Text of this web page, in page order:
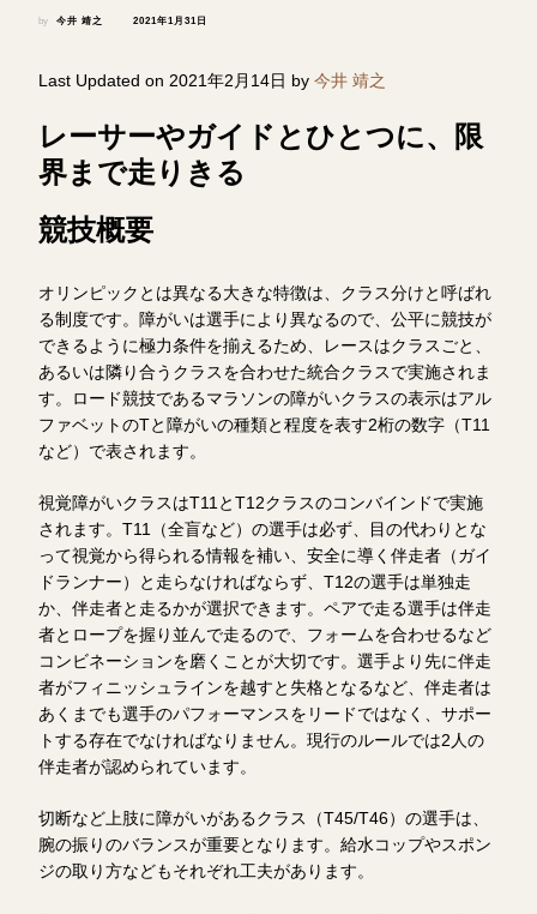
by 今井 靖之 2021年1月31日
Last Updated on 2021年2月14日 by 今井 靖之
レーサーやガイドとひとつに、 限
界まで走りきる
競技概要
オリンピックとは異なる大きな特徴は、クラス分けと呼ばれ
る制度です。障がいは選手により異なるので、公平に競技が
できるように極力条件を揃えるため、レースはクラスごと、
あるいは隣り合うクラスを合わせた統合クラスで実施されま
す。ロード競技であるマラソンの障がいクラスの表示はアル
ファベットのTと障がいの種類と程度を表す2桁の数字（T11
など）で表されます。
視覚障がいクラスはT11とT12クラスのコンバインドで実施
されます。T11（全盲など）の選手は必ず、目の代わりとな
って視覚から得られる情報を補い、安全に導く伴走者（ガイ
ドランナー）と走らなければならず、T12の選手は単独走
か、伴走者と走るかが選択できます。ペアで走る選手は伴走
者とロープを握り並んで走るので、フォームを合わせるなど
コンビネーションを磨くことが大切です。選手より先に伴走
者がフィニッシュラインを越すと失格となるなど、伴走者は
あくまでも選手のパフォーマンスをリードではなく、サポー
トする存在でなければなりません。現行のルールでは2人の
伴走者が認められています。
切断など上肢に障がいがあるクラス（T45/T46）の選手は、
腕の振りのバランスが重要となります。給水コップやスポン
ジの取り方などもそれぞれ工夫があります。